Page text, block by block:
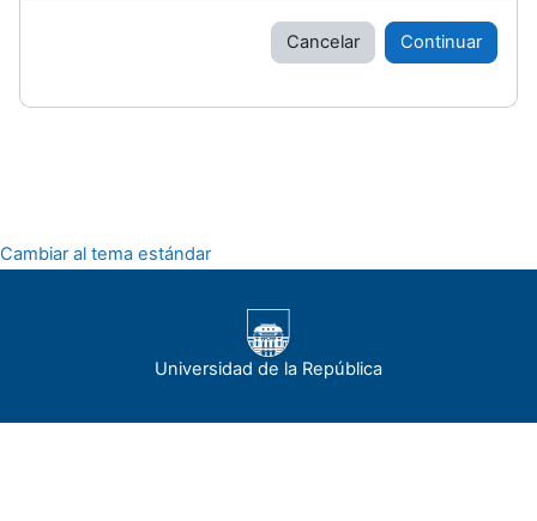
Cancelar Continuar
Cambiar al tema estándar
Universidad de la República